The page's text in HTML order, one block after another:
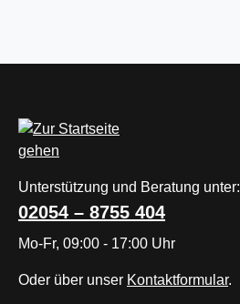
Unterstützung und Beratung unter:
02054 – 8755 404
Mo-Fr, 09:00 - 17:00 Uhr
Oder über unser Kontaktformular.